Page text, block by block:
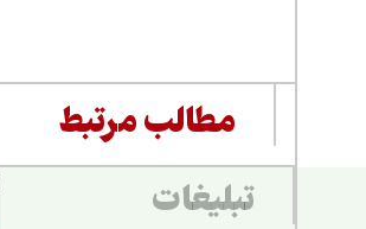
مطالب مرتبط
تبلیغات